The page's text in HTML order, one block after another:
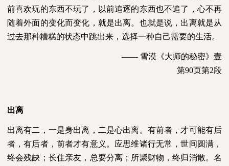
前喜欢玩的东西不玩了，以前追逐的东西也不追了，心不再
随着外面的变化而变化，就是出离。也就是说，出离就是从
过去那种糟糕的状态中跳出来，选择一种自己需要的生活。
—— 雪漠《大师的秘密》壹
第90页第2段
出离
出离有二，一是身出离，二是心出离。有前者，才可能有后
者，有后者，前者才有意义。应思维诸行无常，世间圆满，
终会残缺；长住亲友，总要分离；所聚财物，终归消散。名